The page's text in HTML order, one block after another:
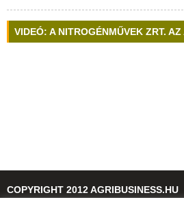
VIDEÓ: A NITROGÉNMŰVEK ZRT.
COPYRIGHT 2012 AGRIBUSINESS.HU